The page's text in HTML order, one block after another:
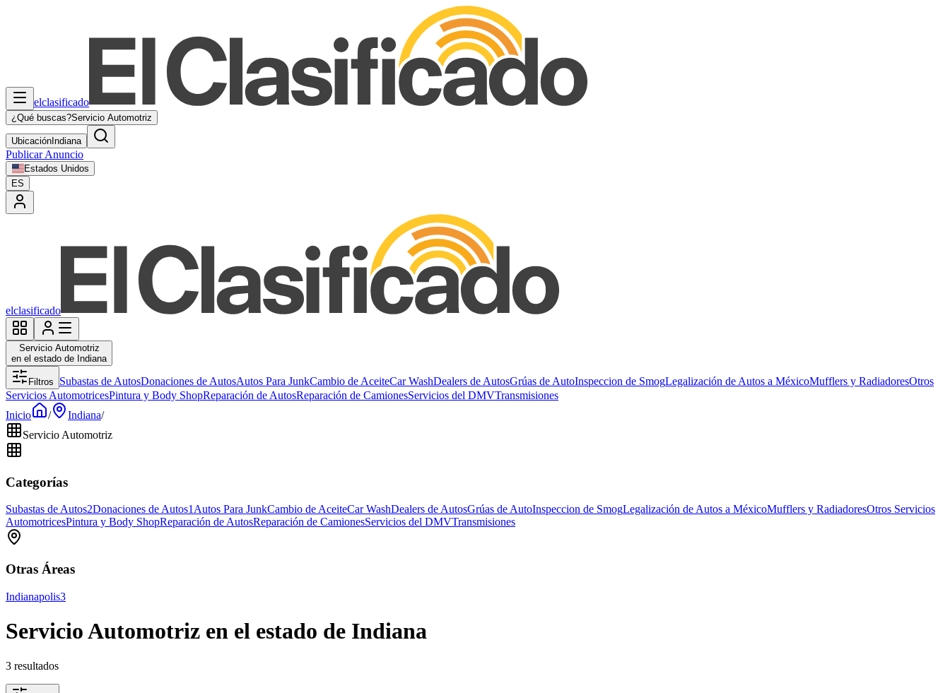
elclasificado
¿Qué buscas?Servicio Automotriz
Ubicación Indiana
Publicar Anuncio
Estados Unidos
ES
elclasificado
Servicio Automotriz
en el estado de Indiana
Filtros Subastas de AutosDonaciones de AutosAutos Para JunkCambio de AceiteCar WashDealers de AutosGrúas de AutoInspeccion de SmogLegalización de Autos a MéxicoMufflers y RadiadoresOtros
Servicios AutomotricesPintura y Body ShopReparación de AutosReparación de CamionesServicios del DMVTransmisiones
Inicio
/ Indiana/
Servicio Automotriz
Categorías
Subastas de Autos2Donaciones de Autos1Autos Para JunkCambio de AceiteCar WashDealers de AutosGrúas de AutoInspeccion de SmogLegalización de Autos a MéxicoMufflers y RadiadoresOtros Servicios
AutomotricesPintura y Body ShopReparación de AutosReparación de CamionesServicios del DMVTransmisiones
Otras Áreas
Indianapolis3
Servicio Automotriz en el estado de Indiana
3 resultados